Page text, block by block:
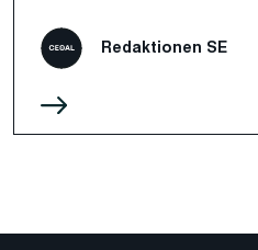
Redaktionen SE